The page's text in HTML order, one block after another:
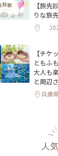
【旅先
りな旅
【チケ
ともふ
大人も
と周辺
兵庫
人